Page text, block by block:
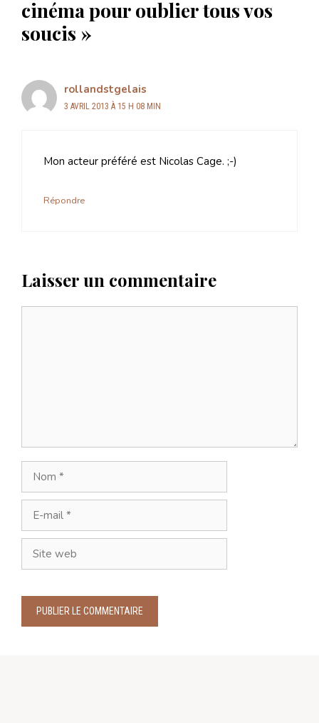
cinéma pour oublier tous vos
soucis »
rollandstgelais
3 AVRIL 2013 À 15 H 08 MIN
Mon acteur préféré est Nicolas Cage. ;-)
Répondre
Laisser un commentaire
Nom
mail
Site
web